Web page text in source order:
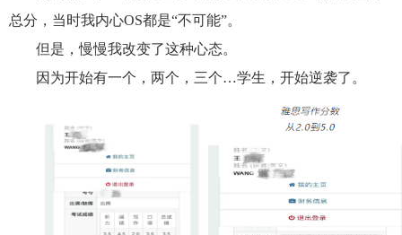
总分，当时我内心OS都是“不可能”。
但是，慢慢我改变了这种心态。
因为开始有一个，两个，三个…学生，开始逆袭了。